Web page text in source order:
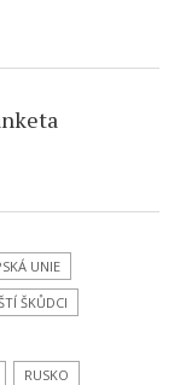
UNIE
ŠKŮDCI
RUSKO